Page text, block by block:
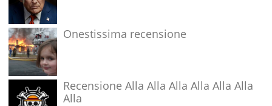
Onestissima recensione
Recensione Alla Alla Alla Alla Alla Alla
Alla